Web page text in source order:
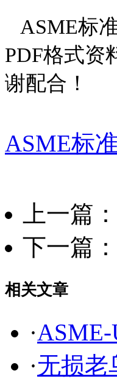
ASME标
PDF格式资
谢配合！
ASME标
上一篇：
下一篇
相关文章
·
·无损老